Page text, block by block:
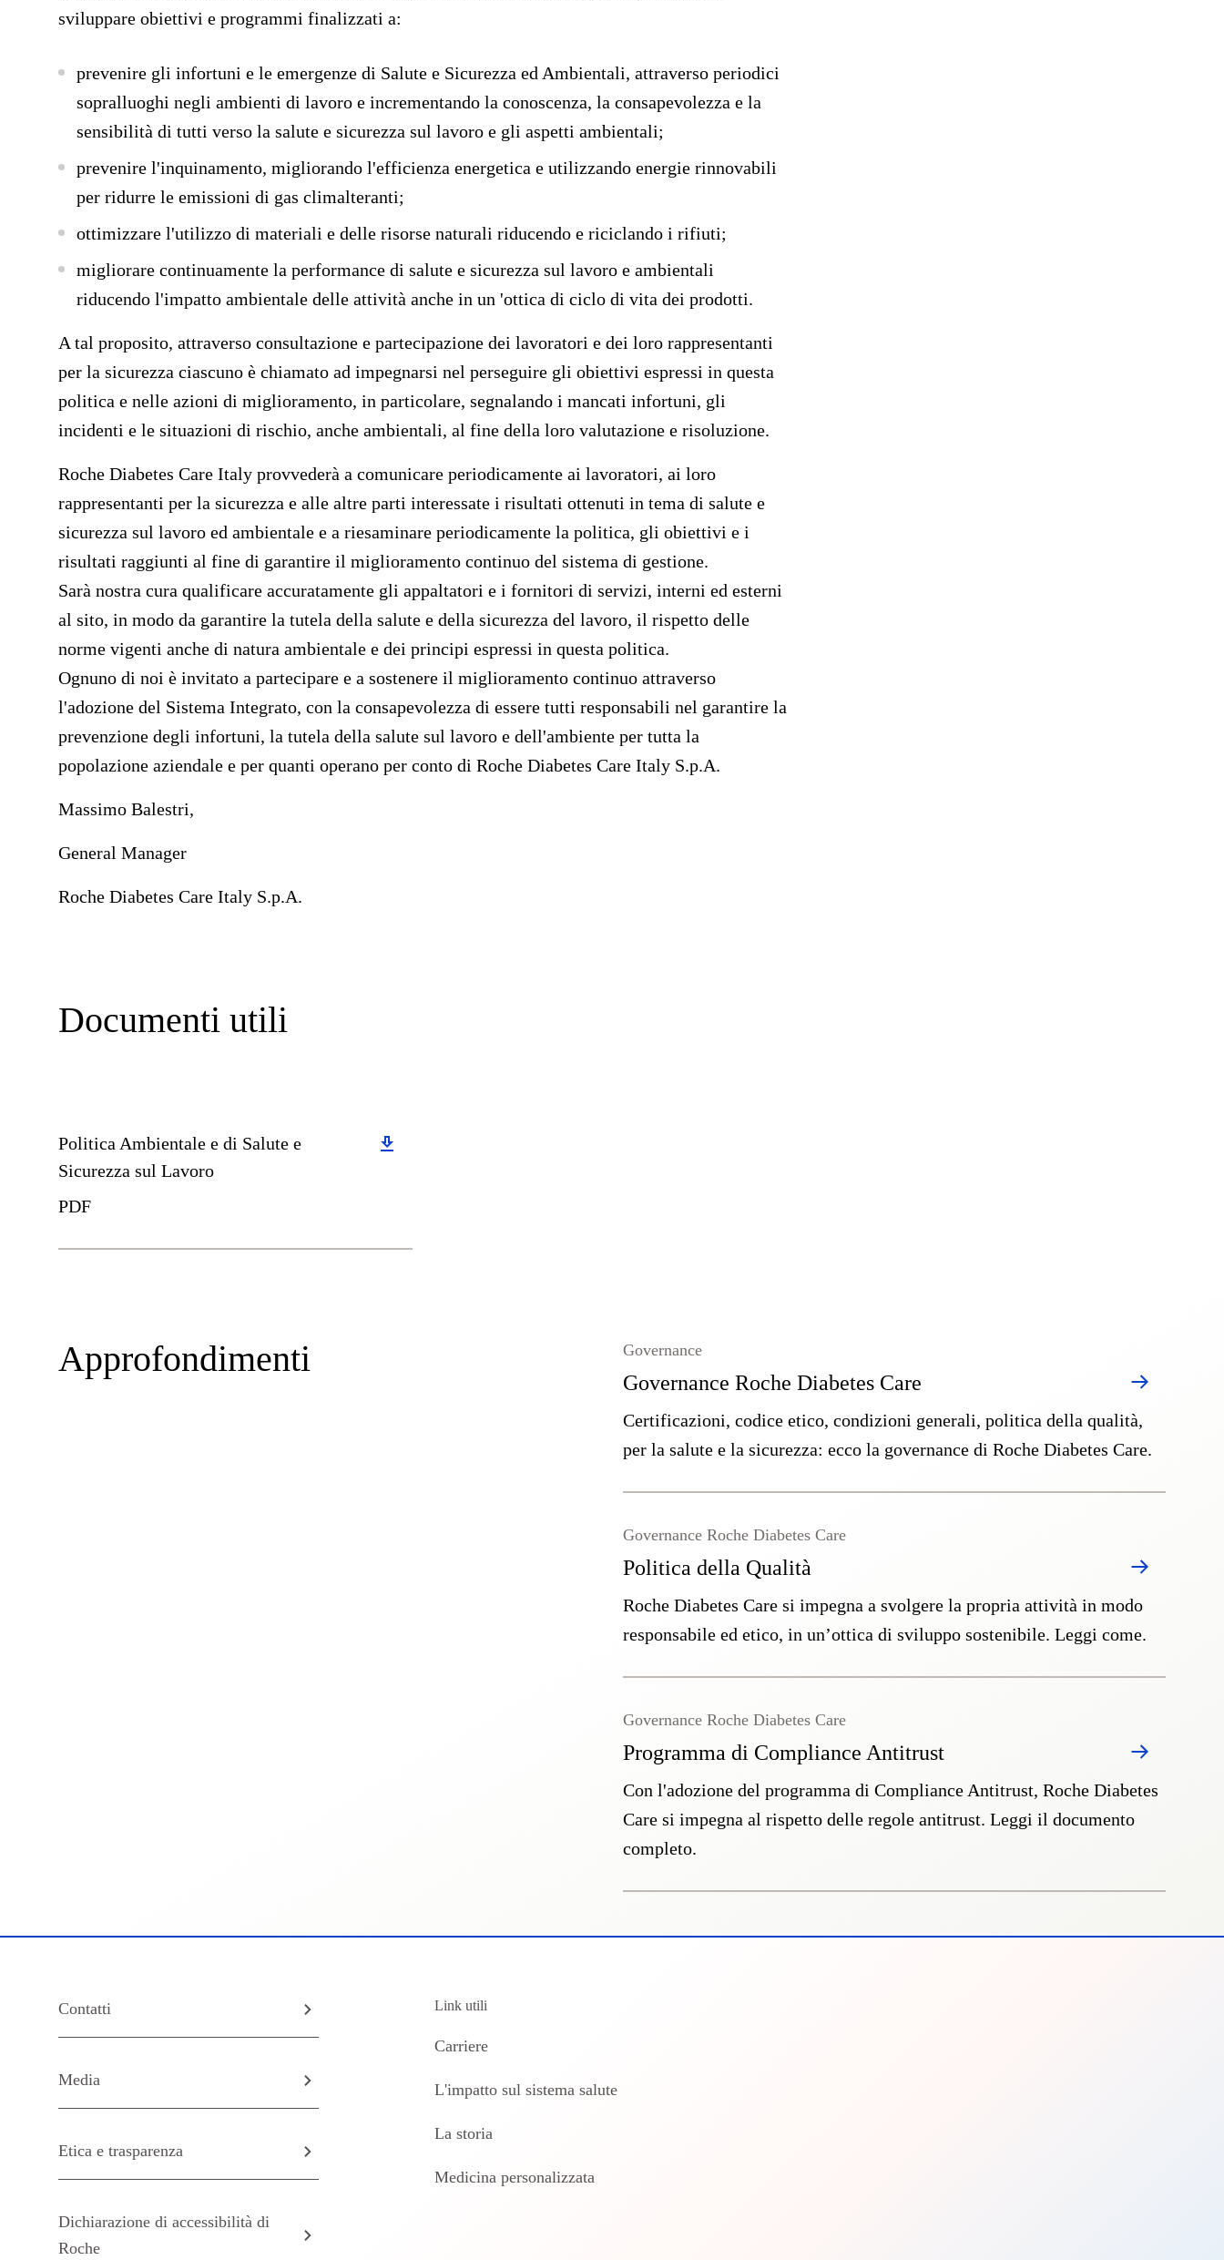
sviluppare obiettivi e programmi finalizzati a:
prevenire gli infortuni e le emergenze di Salute e Sicurezza ed Ambientali, attraverso periodici
sopralluoghi negli ambienti di lavoro e incrementando la conoscenza, la consapevolezza e la
sensibilità di tutti verso la salute e sicurezza sul lavoro e gli aspetti ambientali;
prevenire l'inquinamento, migliorando l'efficienza energetica e utilizzando energie rinnovabili
per ridurre le emissioni di gas climalteranti;
ottimizzare l'utilizzo di materiali e delle risorse naturali riducendo e riciclando i rifiuti;
migliorare continuamente la performance di salute e sicurezza sul lavoro e ambientali
riducendo l'impatto ambientale delle attività anche in un 'ottica di ciclo di vita dei prodotti.
A tal proposito, attraverso consultazione e partecipazione dei lavoratori e dei loro rappresentanti
per la sicurezza ciascuno è chiamato ad impegnarsi nel perseguire gli obiettivi espressi in questa
politica e nelle azioni di miglioramento, in particolare, segnalando i mancati infortuni, gli
incidenti e le situazioni di rischio, anche ambientali, al fine della loro valutazione e risoluzione.
Roche Diabetes Care Italy provvederà a comunicare periodicamente ai lavoratori, ai loro
rappresentanti per la sicurezza e alle altre parti interessate i risultati ottenuti in tema di salute e
sicurezza sul lavoro ed ambientale e a riesaminare periodicamente la politica, gli obiettivi e i
risultati raggiunti al fine di garantire il miglioramento continuo del sistema di gestione.
Sarà nostra cura qualificare accuratamente gli appaltatori e i fornitori di servizi, interni ed esterni
al sito, in modo da garantire la tutela della salute e della sicurezza del lavoro, il rispetto delle
norme vigenti anche di natura ambientale e dei principi espressi in questa politica.
Ognuno di noi è invitato a partecipare e a sostenere il miglioramento continuo attraverso
l'adozione del Sistema Integrato, con la consapevolezza di essere tutti responsabili nel garantire la
prevenzione degli infortuni, la tutela della salute sul lavoro e dell'ambiente per tutta la
popolazione aziendale e per quanti operano per conto di Roche Diabetes Care Italy S.p.A.
Massimo Balestri,
General Manager
Roche Diabetes Care Italy S.p.A.
Documenti utili
Download
Politica Ambientale e di Salute e
Sicurezza sul Lavoro
PDF
Approfondimenti
Governance Roche Diabetes Care
Governance
Certificazioni, codice etico, condizioni generali, politica della qualità,
per la salute e la sicurezza: ecco la governance di Roche Diabetes Care.
Politica della Qualità
Governance Roche Diabetes Care
Roche Diabetes Care si impegna a svolgere la propria attività in modo
responsabile ed etico, in un’ottica di sviluppo sostenibile. Leggi come.
Programma di Compliance Antitrust
Governance Roche Diabetes Care
Con l'adozione del programma di Compliance Antitrust, Roche Diabetes
Care si impegna al rispetto delle regole antitrust. Leggi il documento
completo.
Contatti
Media
Etica e trasparenza
Dichiarazione di accessibilità di
Roche
Link utili
Carriere
L'impatto sul sistema salute
La storia
Medicina personalizzata